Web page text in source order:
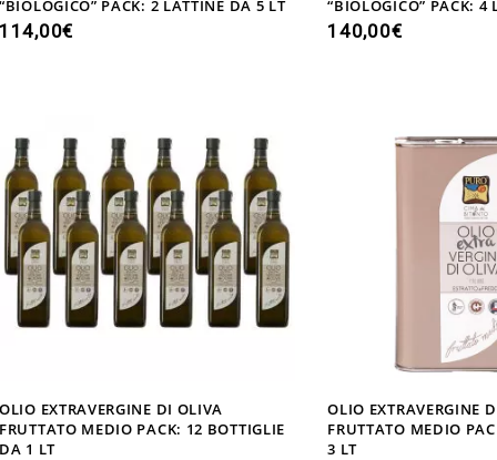
“BIOLOGICO” PACK: 2 LATTINE DA 5 LT
114,00€
“BIOLOGICO” PACK: 4
140,00€
OLIO EXTRAVERGINE DI OLIVA
FRUTTATO MEDIO PACK: 12 BOTTIGLIE
DA 1 LT
OLIO EXTRAVERGINE
FRUTTATO MEDIO
3 LT